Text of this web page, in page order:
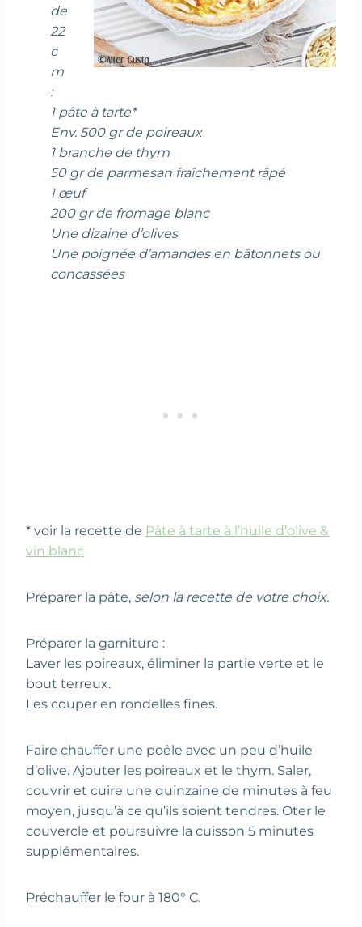
de
22
c
m
:
1 pâte à tarte*
Env. 500 gr de poireaux
1 branche de thym
50 gr de parmesan fraîchement râpé
1 œuf
200 gr de fromage blanc
Une dizaine d’olives
Une poignée d’amandes en bâtonnets ou
concassées
* voir la recette de Pâte à tarte à l’huile d’olive &
vin blanc
Préparer la pâte, selon la recette de votre choix.
Préparer la garniture :
Laver les poireaux, éliminer la partie verte et le
bout terreux.
Les couper en rondelles fines.
Faire chauffer une poêle avec un peu d’huile
d’olive. Ajouter les poireaux et le thym. Saler,
couvrir et cuire une quinzaine de minutes à feu
moyen, jusqu’à ce qu’ils soient tendres. Oter le
couvercle et poursuivre la cuisson 5 minutes
supplémentaires.
Préchauffer le four à 180° C.